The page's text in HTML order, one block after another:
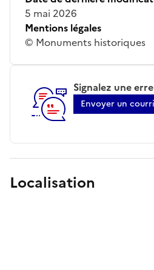
5 mai 2026
Mentions légales
© Monuments historiques
Signalez une
Envoyer un
Localisation